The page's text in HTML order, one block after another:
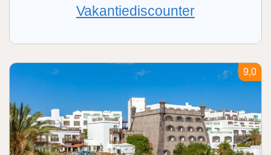
Vakantiediscounter
9,0